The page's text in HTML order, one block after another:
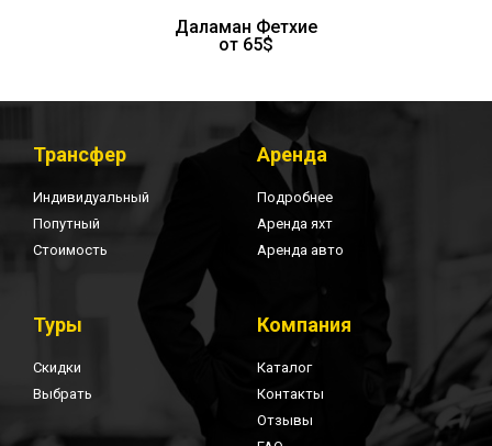
Даламан Фетхие
от 65$
Трансфер
Индивидуальный
Попутный
Стоимость
Аренда
Подробнее
Аренда яхт
Аренда авто
Туры
Скидки
Выбрать
Компания
Каталог
Контакты
Отзывы